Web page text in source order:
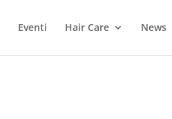
Eventi Hair Care News